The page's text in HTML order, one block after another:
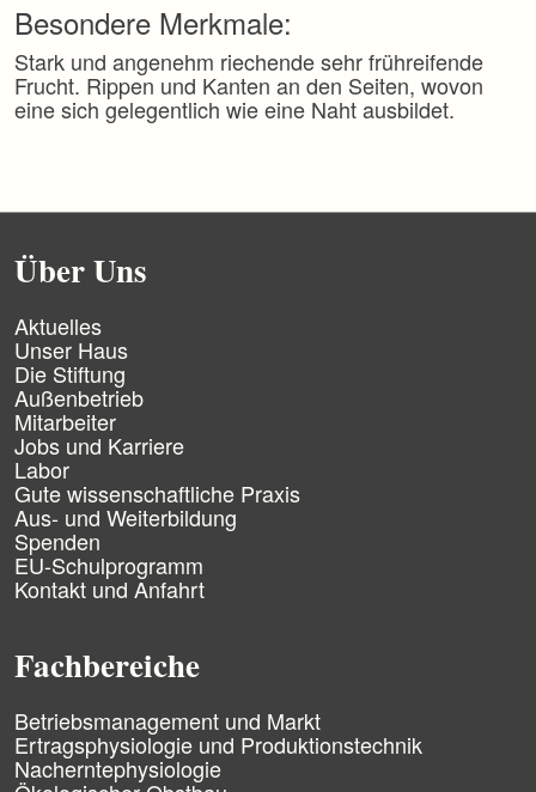
Besondere Merkmale:
Stark und angenehm riechende sehr frühreifende
Frucht. Rippen und Kanten an den Seiten, wovon
eine sich gelegentlich wie eine Naht ausbildet.
Über Uns
N
a
v
i
g
a
t
i
o
n
ü
b
e
r
r
n
g
e
n
Aktuelles
Unser Haus
Die Stiftung
Außenbetrieb
Mitarbeiter
Jobs und Karriere
Labor
Gute wissenschaftliche Praxis
Aus- und Weiterbildung
Spenden
EU-Schulprogramm
Kontakt und Anfahrt
Fachbereiche
N
a
v
i
Betriebsmanagement und Markt
Ertragsphysiologie und Produktionstechnik
Nacherntephysiologie